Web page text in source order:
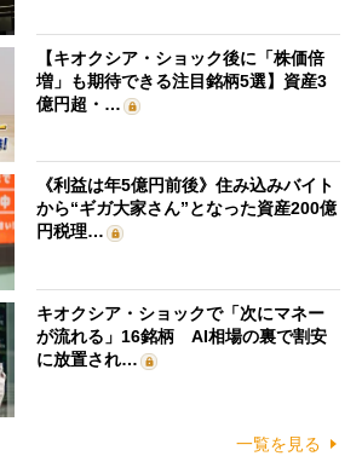
【キオクシア・ショック後に「株価倍
増」も期待できる注目銘柄5選】資産3
億円超・…
《利益は年5億円前後》住み込みバイト
から“ギガ大家さん”となった資産200億
円税理…
キオクシア・ショックで「次にマネー
が流れる」16銘柄 AI相場の裏で割安
に放置され…
一覧を見る